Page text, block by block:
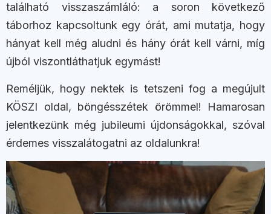
található visszaszámláló: a soron következő
táborhoz kapcsoltunk egy órát, ami mutatja, hogy
hányat kell még aludni és hány órát kell várni, míg
újból viszontláthatjuk egymást!
Reméljük, hogy nektek is tetszeni fog a megújult
KÖSZI oldal, böngésszétek örömmel! Hamarosan
jelentkezünk még jubileumi újdonságokkal, szóval
érdemes visszalátogatni az oldalunkra!